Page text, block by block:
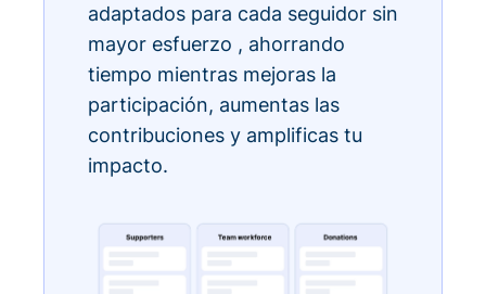
adaptados para cada seguidor sin
mayor esfuerzo , ahorrando
tiempo mientras mejoras la
participación, aumentas las
contribuciones y amplificas tu
impacto.